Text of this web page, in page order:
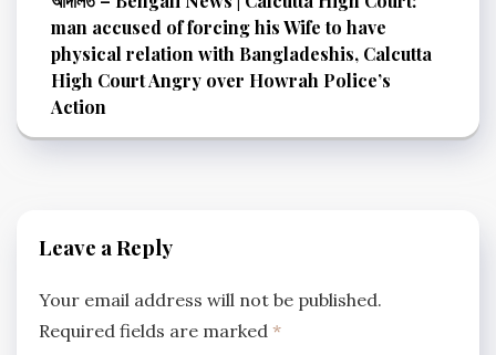
man accused of forcing his Wife to have
physical relation with Bangladeshis, Calcutta
High Court Angry over Howrah Police’s
Action
Leave a Reply
Your email address will not be published.
Required fields are marked *